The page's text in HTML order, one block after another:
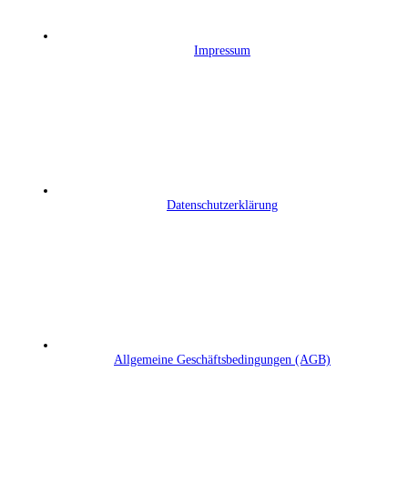
Impressum
Datenschutzerklärung
Allgemeine Geschäftsbedingungen (AGB)